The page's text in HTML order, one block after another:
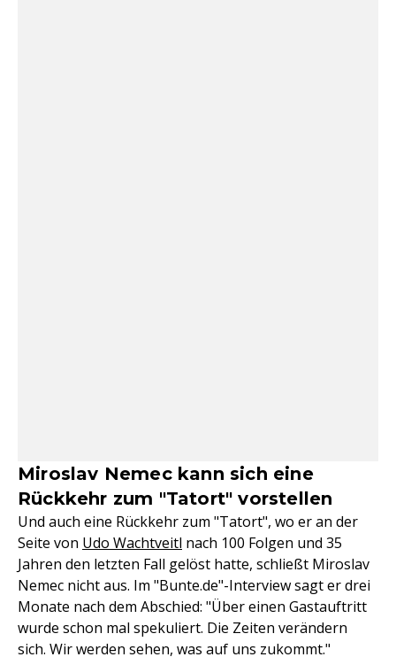
Miroslav Nemec kann sich eine
Rückkehr zum "Tatort" vorstellen
Und auch eine Rückkehr zum "Tatort", wo er an der
Seite von Udo Wachtveitl nach 100 Folgen und 35
Jahren den letzten Fall gelöst hatte, schließt Miroslav
Nemec nicht aus. Im "Bunte.de"-Interview sagt er drei
Monate nach dem Abschied: "Über einen Gastauftritt
wurde schon mal spekuliert. Die Zeiten verändern
sich. Wir werden sehen, was auf uns zukommt."